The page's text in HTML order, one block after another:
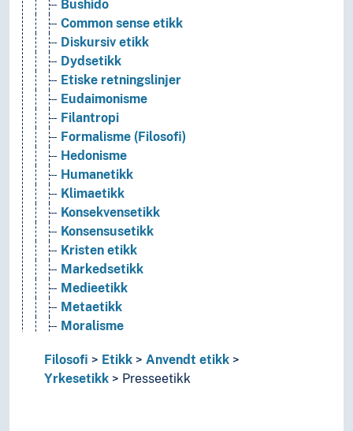
Bushido
Common sense etikk
Diskursiv etikk
Dydsetikk
Etiske retningslinjer
Eudaimonisme
Filantropi
Formalisme (Filosofi)
Hedonisme
Humanetikk
Klimaetikk
Konsekvensetikk
Konsensusetikk
Kristen etikk
Markedsetikk
Medieetikk
Metaetikk
Moralisme
Perfeksjonisme
Pliktetikk
Filosofi Etikk
Anvendt etikk
Yrkesetikk
Presseetikk